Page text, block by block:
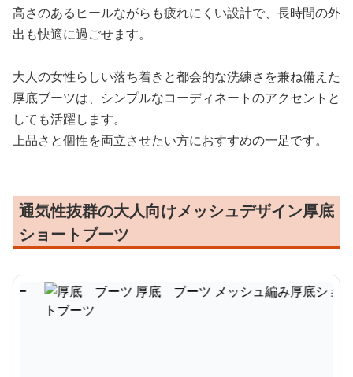
高さのあるヒールながらも疲れにくい設計で、長時間の外
出も快適に過ごせます。
大人の女性らしい落ち着きと都会的な洗練さを兼ね備えた
厚底ブーツは、シンプルなコーディネートのアクセントと
しても活躍します。
上品さと個性を両立させたい方におすすめの一足です。
通気性抜群の大人向けメッシュデザイン厚底
ショートブーツ